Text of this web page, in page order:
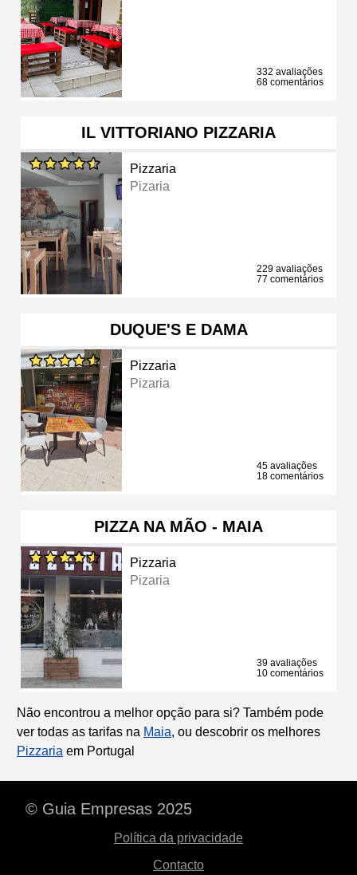
332 avaliações
68 comentários
IL VITTORIANO PIZZARIA
Pizzaria
Pizaria
229 avaliações
77 comentários
DUQUE'S E DAMA
Pizzaria
Pizaria
45 avaliações
18 comentários
PIZZA NA MÃO - MAIA
Pizzaria
Pizaria
39 avaliações
10 comentários
Não encontrou a melhor opção para si? Também pode
ver todas as tarifas na Maia, ou descobrir os melhores
Pizzaria em Portugal
© Guia Empresas 2025
Política da privacidade
Contacto